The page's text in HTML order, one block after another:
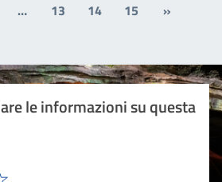
… 13 14 15 »
le informazioni su questa